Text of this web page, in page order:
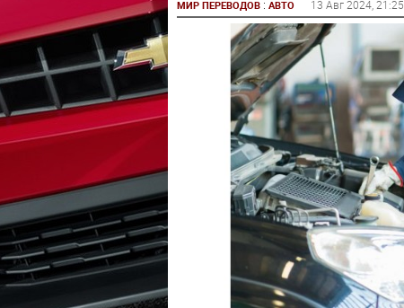
МИР ПЕРЕВОДОВ: АВТО 13 Авг 2024, 21:25